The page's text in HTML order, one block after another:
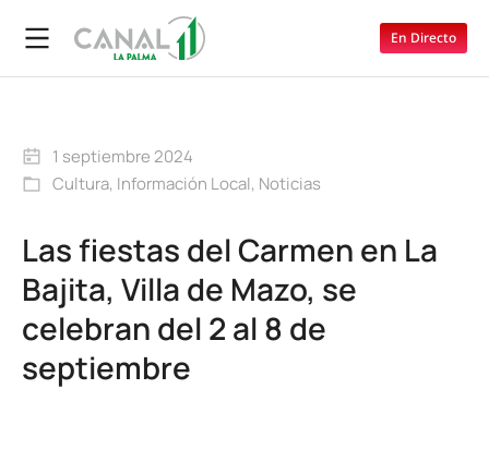
En Directo
1 septiembre 2024
Cultura, Información Local, Noticias
Las fiestas del Carmen en La
Bajita, Villa de Mazo, se
celebran del 2 al 8 de
septiembre